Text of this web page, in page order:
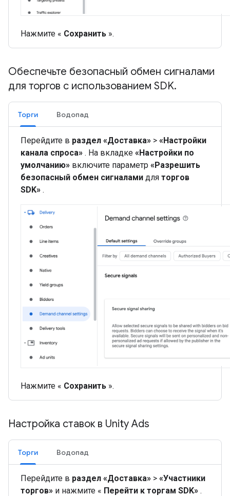
Нажмите « Сохранить ».
Обеспечьте безопасный обмен сигналами
для торгов с использованием SDK.
Торги Водопад
Перейдите в раздел «Доставка» > «Настройки
канала спроса» . На вкладке «Настройки по
умолчанию» включите параметр «Разрешить
безопасный обмен сигналами для торгов
SDK» .
Нажмите « Сохранить ».
Настройка ставок в Unity Ads
Торги Водопад
Перейдите в раздел «Доставка» > «Участники
торгов» и нажмите « Перейти к торгам SDK» .